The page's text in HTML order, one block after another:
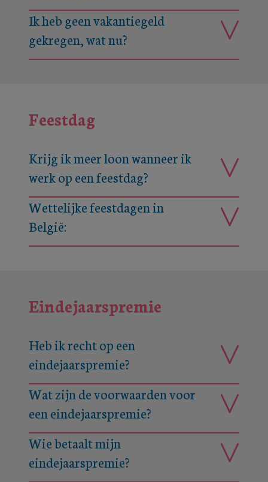
Ik heb geen vakantiegeld
gekregen, wat nu?
Feestdag
Krijg ik meer loon wanneer ik
werk op een feestdag?
Wettelijke feestdagen in
België:
Eindejaarspremie
Heb ik recht op een
eindejaarspremie?
Wat zijn de voorwaarden voor
een eindejaarspremie?
Wie betaalt mijn
eindejaarspremie?